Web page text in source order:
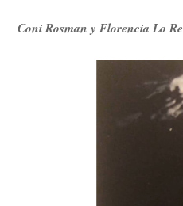
Coni Rosman y Florencia Lo Re